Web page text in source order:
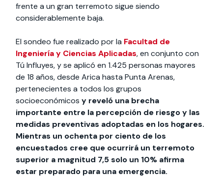
frente a un gran terremoto sigue siendo
considerablemente baja.
El sondeo fue realizado por la Facultad de
Ingeniería y Ciencias Aplicadas, en conjunto con
Tú Influyes, y se aplicó en 1.425 personas mayores
de 18 años, desde Arica hasta Punta Arenas,
pertenecientes a todos los grupos
socioeconómicos y reveló una brecha
importante entre la percepción de riesgo y las
medidas preventivas adoptadas en los hogares.
Mientras un ochenta por ciento de los
encuestados cree que ocurrirá un terremoto
superior a magnitud 7,5 solo un 10% afirma
estar preparado para una emergencia.